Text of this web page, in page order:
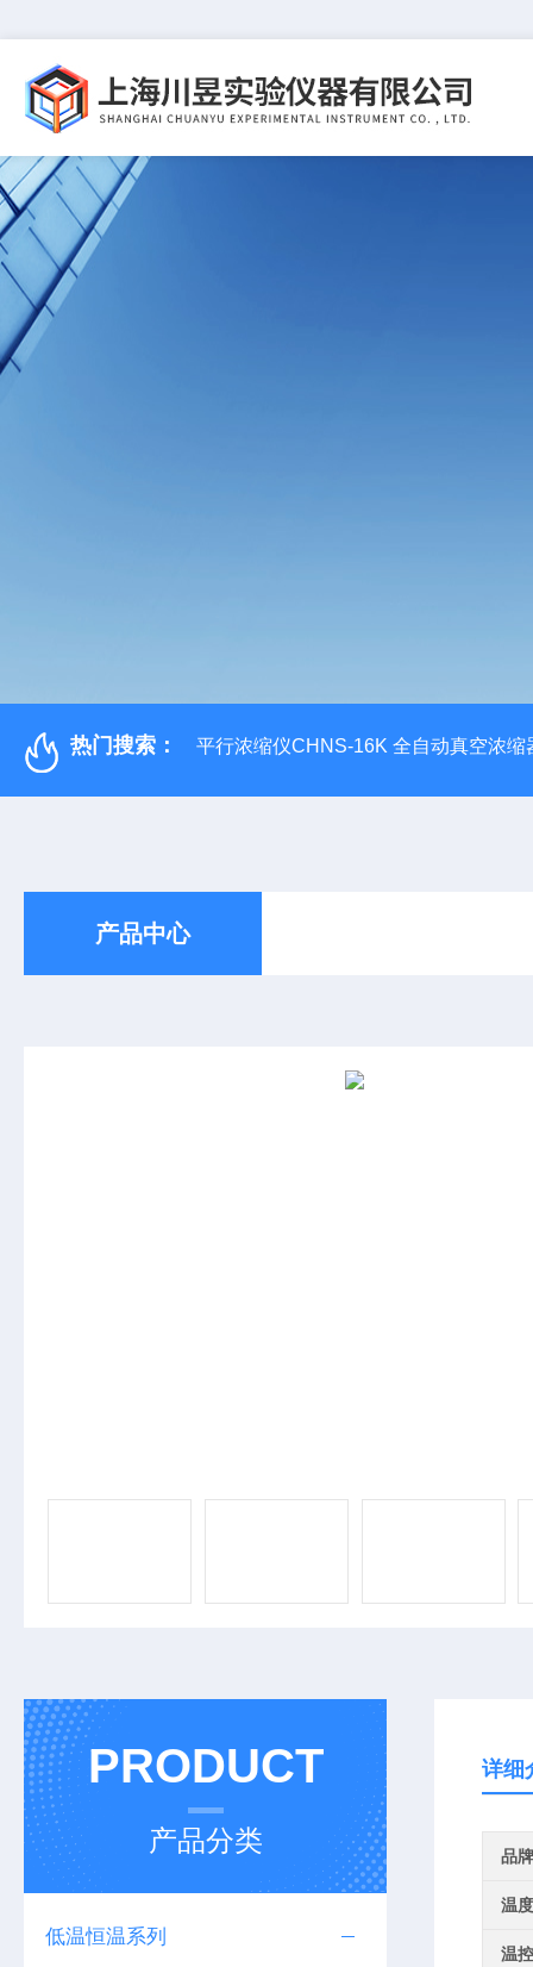
热门搜索： 平行浓缩仪CHNS-16K 全自动真空浓缩
产品中心
PRODUCT
产品分类
低温恒温系列
详细
品牌
温
温